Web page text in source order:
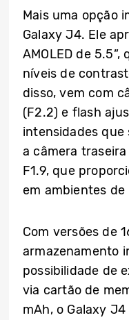
Mais uma opção
Galaxy J4. Ele
AMOLED de
níveis de
disso, vem com
(F2.2) e flash
intensidades que
a câmera
F1.9, que
em ambientes
Com versões de
armazenamento
possibilidade de
via cartão de
mAh, o Galaxy